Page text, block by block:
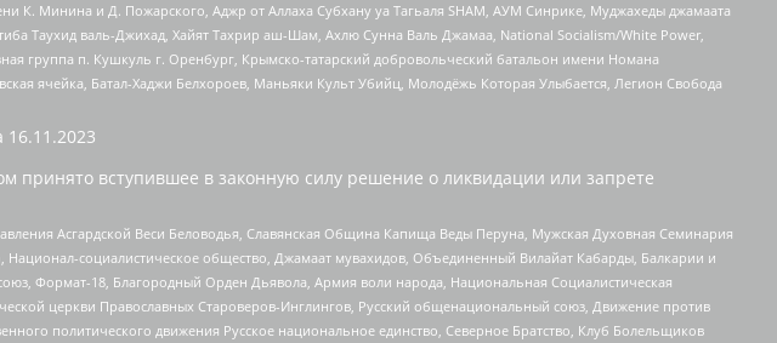
К. Минина и Д. Пожарского, Аджр от Аллаха Субхану уа Тагьаля SHAM, АУМ Синрике, Муджахеды джамаата
Таухид валь-Джихад, Хайят Тахрир аш-Шам, Ахлю Сунна Валь Джамаа, National Socialism/White Power,
группа п. Кушкуль г. Оренбург, Крымско-татарский добровольческий батальон имени Номана
ячейка, Батал-Хаджи Белхороев, Маньяки Культ Убийц, Молодёжь Которая Улыбается, Легион Свобода
16.11.2023
вступившее в законную силу решение о ликвидации или запрете
Асгардской Веси Беловодья, Славянская Община Капища Веды Перуна, Мужская Духовная Семинария
социалистическое общество, Джамаат мувахидов, Объединенный Вилайат Кабарды, Балкарии и
Формат-18, Благородный Орден Дьявола, Армия воли народа, Национальная Социалистическая
церкви Православных Староверов-Инглингов, Русский общенациональный союз, Движение против
политического движения Русское национальное единство, Северное Братство, Клуб Болельщиков